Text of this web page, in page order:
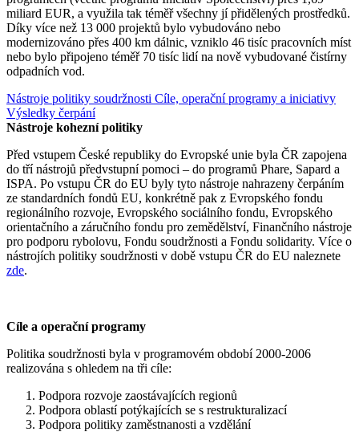
miliard EUR, a využila tak téměř všechny jí přidělených prostředků.
Díky více než 13 000 projektů bylo vybudováno nebo
modernizováno přes 400 km dálnic, vzniklo 46 tisíc pracovních míst
nebo bylo připojeno téměř 70 tisíc lidí na nově vybudované čistírny
odpadních vod.
Nástroje politiky soudržnosti Cíle, operační programy a iniciativy
Výsledky čerpání
Nástroje kohezní politiky
Před vstupem České republiky do Evropské unie byla ČR zapojena
do tří nástrojů předvstupní pomoci – do programů Phare, Sapard a
ISPA. Po vstupu ČR do EU byly tyto nástroje nahrazeny čerpáním
ze standardních fondů EU, konkrétně pak z Evropského fondu
regionálního rozvoje, Evropského sociálního fondu, Evropského
orientačního a záručního fondu pro zemědělství, Finančního nástroje
pro podporu rybolovu, Fondu soudržnosti a Fondu solidarity. Více o
nástrojích politiky soudržnosti v době vstupu ČR do EU naleznete
zde.
Cíle a operační programy
Politika soudržnosti byla v programovém období 2000-2006
realizována s ohledem na tři cíle:
Podpora rozvoje zaostávajících regionů
Podpora oblastí potýkajících se s restrukturalizací
Podpora politiky zaměstnanosti a vzdělání